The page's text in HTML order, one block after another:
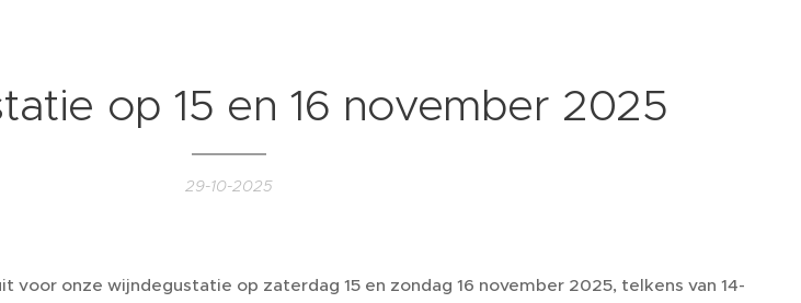
op 15 en 16 november 2025
29-10-2025
voor onze wijndegustatie op zaterdag 15 en zondag 16 november 2025, telkens van 14-